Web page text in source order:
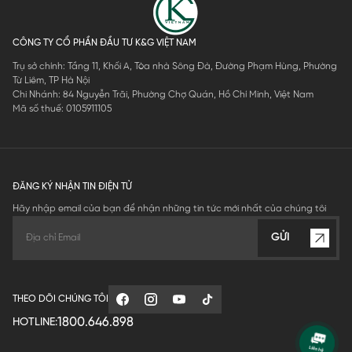
CÔNG TY CỔ PHẦN ĐẦU TƯ K&G VIỆT NAM
Trụ sở chính: Tầng 11, Khối A, Tòa nhà Sông Đà, Đường Phạm Hùng, Phường
Từ Liêm, TP Hà Nội
Chi Nhánh: 84 Nguyễn Trãi, Phường Chợ Quán, Hồ Chí Minh, Việt Nam
Mã số thuế: 0105911105
ĐĂNG KÝ NHẬN TIN ĐIỆN TỬ
Hãy nhập email của bạn để nhận những tin tức mới nhất của chúng tôi
GỬI
THEO DÕI CHÚNG TÔI
HOTLINE:1800.646.898